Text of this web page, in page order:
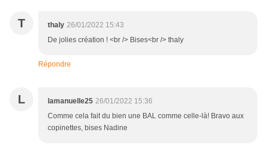
T thaly 26/01/2022 15:43
De jolies création ! <br /> Bises<br /> thaly
Répondre
L lamanuelle25 26/01/2022 15:36
Comme cela fait du bien une BAL comme celle-là! Bravo aux
copinettes, bises Nadine